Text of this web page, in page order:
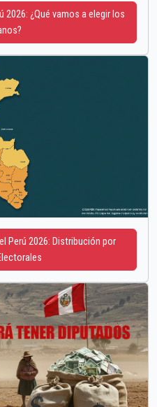
2026: ¿Qué vamos a elegir los
Perú 2026: Distribución por